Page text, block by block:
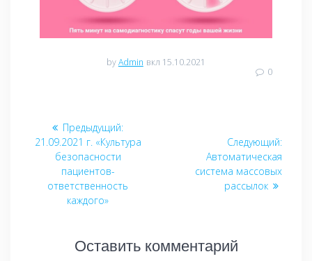
byAdmin вкл 15.10.2021
0
Навигация
по
записям
Предыдущий:
запись:
21.09.2021 г. «Культура
безопасности
пациентов-
ответственность
каждого»
Следующий:
Автоматическая
система массовых
рассылок
Оставить комментарий